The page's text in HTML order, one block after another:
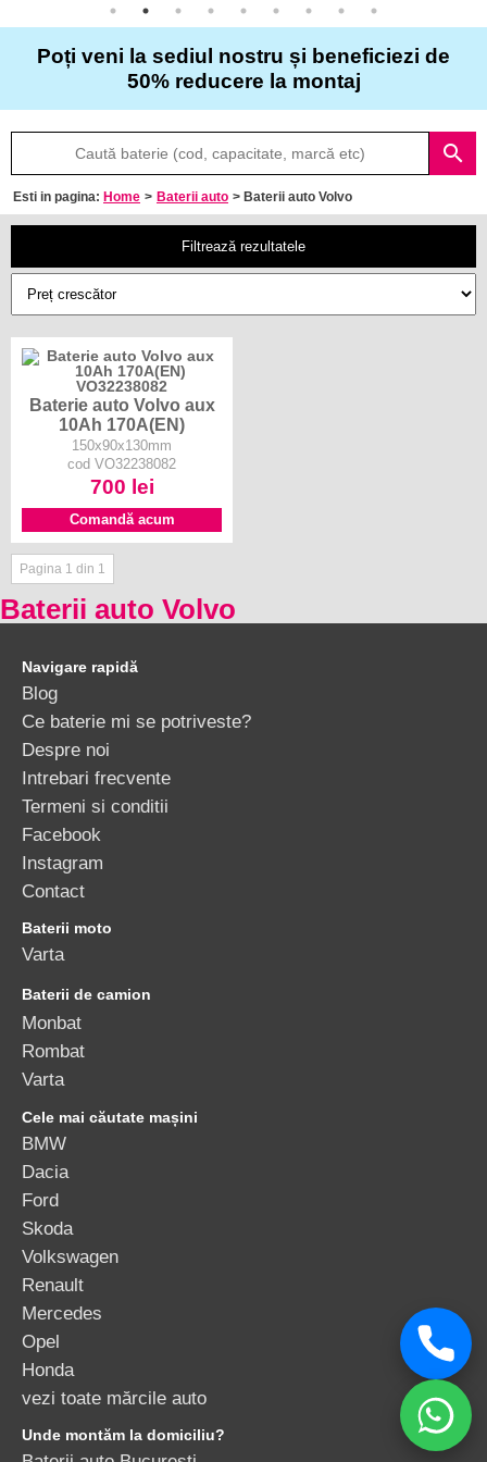
Despre
Întrebări
frecvente
50% reducere la montaj
Esti in pagina: Home Baterii auto > Baterii auto Volvo
Filtrează rezultatele
Baterie auto Volvo aux
10Ah 170A(EN)
150x90x130mm
cod VO32238082
700 lei
Comandă acum
Pagina 1 din 1
Baterii auto Volvo
Navigare rapidă
Ce baterie mi se potriveste?
Despre noi
Intrebari frecvente
Termeni si conditii
Facebook
Instagram
Contact
Baterii moto
Varta
Rombat
Varta
BMW
Dacia
Ford
Skoda
Volkswagen
Renault
Mercedes
Opel
Honda
vezi toate mărcile auto
Baterii auto București
Copyright © 2010-2026 - S.C. Amper Media S.R.L. |